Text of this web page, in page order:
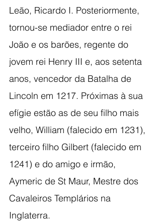
Leão, Ricardo I. Posteriormente,
tornou-se mediador entre o rei
João e os barões, regente do
jovem rei Henry III e, aos setenta
anos, vencedor da Batalha de
Lincoln em 1217. Próximas à sua
efígie estão as de seu filho mais
velho, William (falecido em 1231),
terceiro filho Gilbert (falecido em
1241) e do amigo e irmão,
Aymeric de St Maur, Mestre dos
Cavaleiros Templários na
Inglaterra.